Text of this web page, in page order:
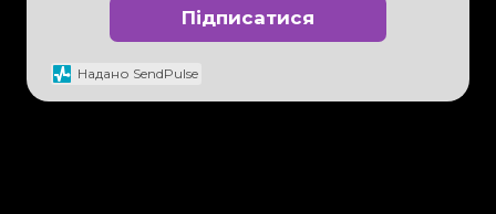
Підписатися
Надано SendPulse